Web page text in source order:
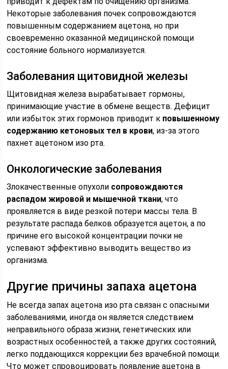
Некоторые заболевания почек сопровождаются
повышенным содержанием ацетона, но при
своевременно оказанной медицинской помощи
состояние больного нормализуется.
Заболевания щитовидной железы
Щитовидная железа вырабатывает гормоны,
принимающие участие в обмене веществ. Дефицит
или избыток этих гормонов приводит к повышенному
содержанию кетоновых тел в крови, из-за этого
пахнет ацетоном изо рта.
Онкологические заболевания
Злокачественные опухоли сопровождаются
распадом жировой и мышечной ткани, что
проявляется в виде резкой потери массы тела. В
результате распада белков образуется ацетон, а по
причине его высокой концентрации почки не
успевают эффективно выводить вещество из
организма.
Другие причины запаха ацетона
Не всегда запах ацетона изо рта связан с опасными
заболеваниями, иногда он является следствием
неправильного образа жизни, генетических или
возрастных особенностей, а также других состояний,
легко поддающихся коррекции без врачебной помощи.
Что может спровоцировать появление ацетона в